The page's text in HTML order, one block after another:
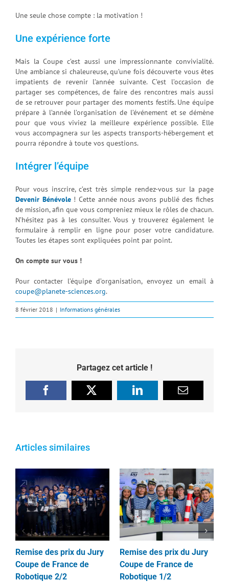
Une seule chose compte : la motivation !
Une expérience forte
Mais la Coupe c’est aussi une impressionnante convivialité.
Une ambiance si chaleureuse, qu’une fois découverte vous êtes
impatients de revenir l’année suivante. C’est l’occasion de
partager ses compétences, de faire des rencontres mais aussi
de se retrouver pour partager des moments festifs. Une équipe
prépare à l’année l’organisation de l’événement et se démène
pour que vous viviez la meilleure expérience possible. Elle
vous accompagnera sur les aspects transports-hébergement et
pourra répondre à toute vos questions.
Intégrer l’équipe
Pour vous inscrire, c’est très simple rendez-vous sur la page
Devenir Bénévole ! Cette année nous avons publié des fiches
de mission, afin que vous compreniez mieux le rôles de chacun.
N’hésitez pas à les consulter. Vous y trouverez également le
formulaire à remplir en ligne pour poser votre candidature.
Toutes les étapes sont expliquées point par point.
On compte sur vous !
Pour contacter l’équipe d’organisation, envoyez un email à
coupe@planete-sciences.org.
8 février 2018 | Informations générales
Partagez cet article !
Facebook X LinkedIn Email
Articles similaires
Remise des prix du Jury
Coupe de France de
Robotique 2/2
Remise des prix du Jury
Coupe de France de
Robotique 1/2